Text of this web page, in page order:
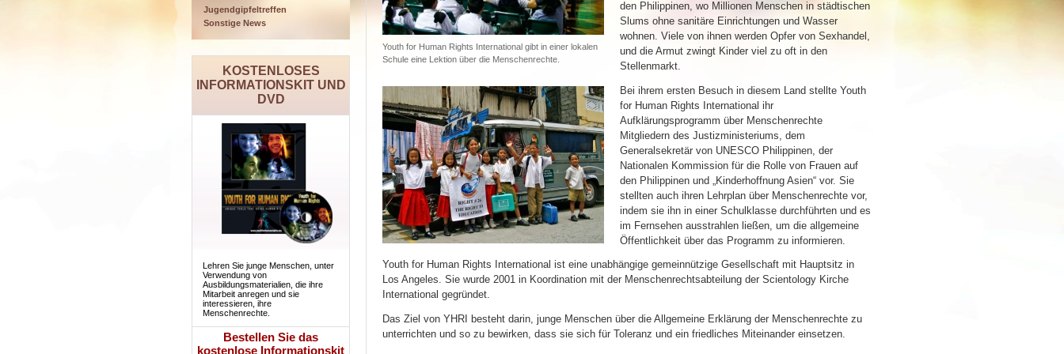
Jugendgipfeltreffen
Sonstige News
KOSTENLOSES
INFORMATIONSKIT UND
DVD
Lehren Sie junge Menschen, unter
Verwendung von
Ausbildungsmaterialien, die ihre
Mitarbeit anregen und sie
interessieren, ihre
Menschenrechte.
Bestellen Sie das
kostenlose Informationskit
Youth for Human Rights International gibt in einer lokalen
Schule eine Lektion über die Menschenrechte.
den Philippinen, wo Millionen Menschen in städtischen
Slums ohne sanitäre Einrichtungen und Wasser
wohnen. Viele von ihnen werden Opfer von Sexhandel,
und die Armut zwingt Kinder viel zu oft in den
Stellenmarkt.
Bei ihrem ersten Besuch in diesem Land stellte Youth
for Human Rights International ihr
Aufklärungsprogramm über Menschenrechte
Mitgliedern des Justizministeriums, dem
Generalsekretär von UNESCO Philippinen, der
Nationalen Kommission für die Rolle von Frauen auf
den Philippinen und „Kinderhoffnung Asien“ vor. Sie
stellten auch ihren Lehrplan über Menschenrechte vor,
indem sie ihn in einer Schulklasse durchführten und es
im Fernsehen ausstrahlen ließen, um die allgemeine
Öffentlichkeit über das Programm zu informieren.
Youth for Human Rights International ist eine unabhängige gemeinnützige Gesellschaft mit Hauptsitz in
Los Angeles. Sie wurde 2001 in Koordination mit der Menschenrechtsabteilung der Scientology Kirche
International gegründet.
Das Ziel von YHRI besteht darin, junge Menschen über die Allgemeine Erklärung der Menschenrechte zu
unterrichten und so zu bewirken, dass sie sich für Toleranz und ein friedliches Miteinander einsetzen.